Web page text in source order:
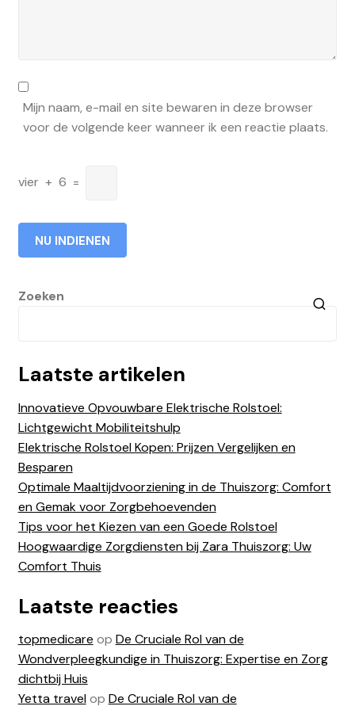
Mijn naam, e-mail en site bewaren in deze browser
voor de volgende keer wanneer ik een reactie plaats.
vier + 6 =
Zoeken
Laatste artikelen
Innovatieve Opvouwbare Elektrische Rolstoel:
Lichtgewicht Mobiliteitshulp
Elektrische Rolstoel Kopen: Prijzen Vergelijken en
Besparen
Optimale Maaltijdvoorziening in de Thuiszorg: Comfort
en Gemak voor Zorgbehoevenden
Tips voor het Kiezen van een Goede Rolstoel
Hoogwaardige Zorgdiensten bij Zara Thuiszorg: Uw
Comfort Thuis
Laatste reacties
topmedicare op De Cruciale Rol van de
Wondverpleegkundige in Thuiszorg: Expertise en Zorg
dichtbij Huis
Yetta travelop De Cruciale Rol van de